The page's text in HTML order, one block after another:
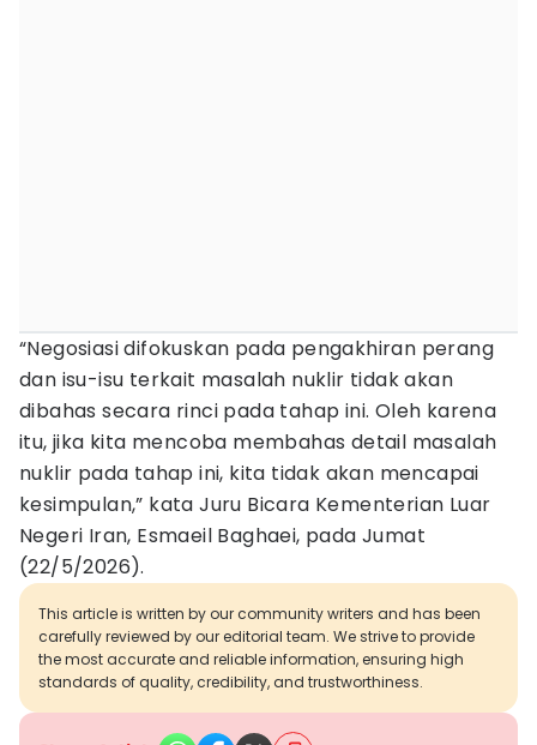
“Negosiasi difokuskan pada pengakhiran perang
dan isu-isu terkait masalah nuklir tidak akan
dibahas secara rinci pada tahap ini. Oleh karena
itu, jika kita mencoba membahas detail masalah
nuklir pada tahap ini, kita tidak akan mencapai
kesimpulan,” kata Juru Bicara Kementerian Luar
Negeri Iran, Esmaeil Baghaei, pada Jumat
(22/5/2026).
This article is written by our community writers and has been
carefully reviewed by our editorial team. We strive to provide
the most accurate and reliable information, ensuring high
standards of quality, credibility, and trustworthiness.